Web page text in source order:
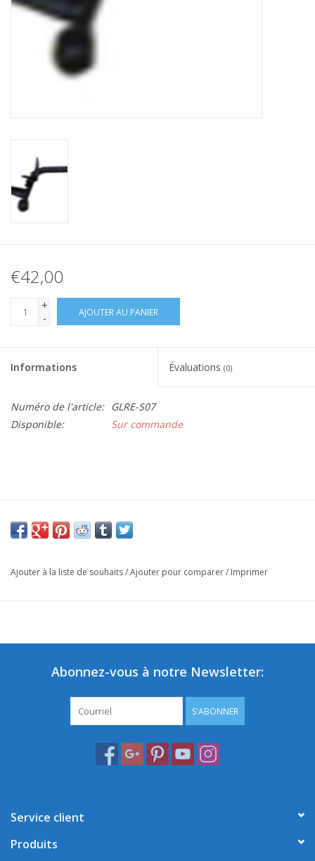
€42,00
+
-
AJOUTER AU PANIER
Informations Évaluations (0)
Numéro de l'article:
GLRE-S07
Disponible:
Sur commande
Ajouter à la liste de souhaits/Ajouter pour comparer/ Imprimer
Abonnez-vous à notre Newsletter:
S'ABONNER
Service client
Produits